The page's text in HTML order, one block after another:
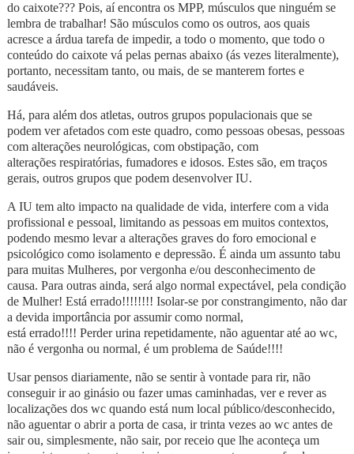
do caixote??? Pois, aí encontra os MPP, músculos que ninguém se
lembra de trabalhar! São músculos como os outros, aos quais
acresce a árdua tarefa de impedir, a todo o momento, que todo o
conteúdo do caixote vá pelas pernas abaixo (ás vezes literalmente),
portanto, necessitam tanto, ou mais, de se manterem fortes e
saudáveis.
Há, para além dos atletas, outros grupos populacionais que se
podem ver afetados com este quadro, como pessoas obesas, pessoas
com alterações neurológicas, com obstipação, com
alterações respiratórias, fumadores e idosos. Estes são, em traços
gerais, outros grupos que podem desenvolver IU.
A IU tem alto impacto na qualidade de vida, interfere com a vida
profissional e pessoal, limitando as pessoas em muitos contextos,
podendo mesmo levar a alterações graves do foro emocional e
psicológico como isolamento e depressão. É ainda um assunto tabu
para muitas Mulheres, por vergonha e/ou desconhecimento de
causa. Para outras ainda, será algo normal expectável, pela condição
de Mulher! Está errado!!!!!!!! Isolar-se por constrangimento, não dar
a devida importância por assumir como normal,
está errado!!!! Perder urina repetidamente, não aguentar até ao wc,
não é vergonha ou normal, é um problema de Saúde!!!!
Usar pensos diariamente, não se sentir à vontade para rir, não
conseguir ir ao ginásio ou fazer umas caminhadas, ver e rever as
localizações dos wc quando está num local público/desconhecido,
não aguentar o abrir a porta de casa, ir trinta vezes ao wc antes de
sair ou, simplesmente, não sair, por receio que lhe aconteça um